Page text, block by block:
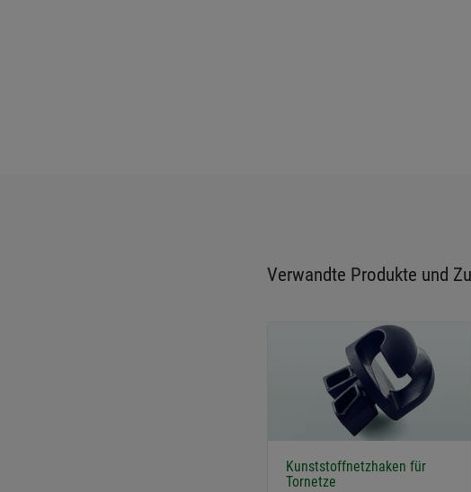
Verwandte Produkte und
Kunststoffnetzhaken für
Tornetze